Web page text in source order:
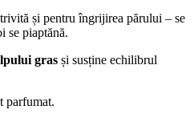
și pentru îngrijirea părului – se
se piaptănă.
gras și susține echilibrul
parfumat.